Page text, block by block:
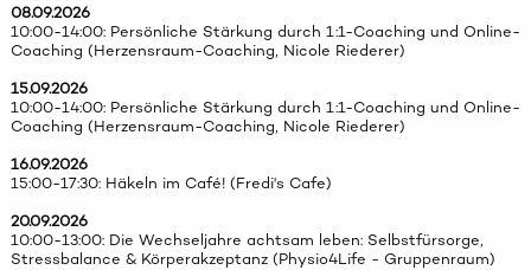
08.09.2026
10:00-14:00: Persönliche Stärkung durch 1:1-Coaching und Online-
Coaching (Herzensraum-Coaching, Nicole Riederer)
15.09.2026
10:00-14:00: Persönliche Stärkung durch 1:1-Coaching und Online-
Coaching (Herzensraum-Coaching, Nicole Riederer)
16.09.2026
15:00-17:30: Häkeln im Café! (Fredi's Cafe)
20.09.2026
10:00-13:00: Die Wechseljahre achtsam leben: Selbstfürsorge,
Stressbalance & Körperakzeptanz (Physio4Life - Gruppenraum)